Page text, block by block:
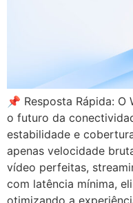
📌 Resposta Rápida: O
o futuro da
estabilidade e
apenas velocidade
vídeo perfeitas,
com latência mínima,